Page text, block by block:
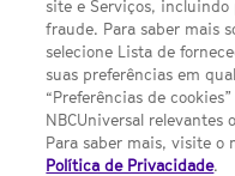
FILMES
UMA DIVISÃO DA
Contact us by email:
site e Serviços, incluindo
fraude. Para saber mais
selecione Lista de
suas preferências em
“Preferências de
NBCUniversal relevantes
Para saber mais, visite o
Política de Privacidade.